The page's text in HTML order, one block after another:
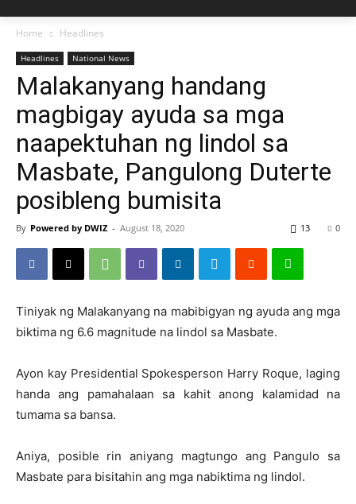
Home Headlines
Headlines National News
Malakanyang handang
magbigay ayuda sa mga
naapektuhan ng lindol sa
Masbate, Pangulong Duterte
posibleng bumisita
By Powered by DWIZ - August 18, 2020 0
13
Tiniyak ng Malakanyang na mabibigyan ng ayuda ang mga
biktima ng 6.6 magnitude na lindol sa Masbate.
Ayon kay Presidential Spokesperson Harry Roque, laging
handa ang pamahalaan sa kahit anong kalamidad na
tumama sa bansa.
Aniya, posible rin aniyang magtungo ang Pangulo sa
Masbate para bisitahin ang mga nabiktima ng lindol.